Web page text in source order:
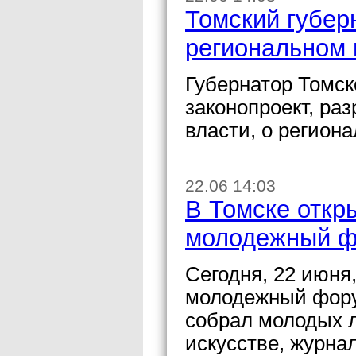
Томский
региональном
Губернатор
законопроект,
власти, о
22.06 14:03
В Томске
молодежный
Сегодня, 22
молодежный
собрал молодых
искусстве,